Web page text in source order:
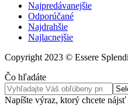
Najpredávanejšie
Odporúčané
Najdrahšie
Najlacnejšie
Copyright 2023 © Essere
Čo hľadáte
Napíšte výraz, ktorý chcete nájsť